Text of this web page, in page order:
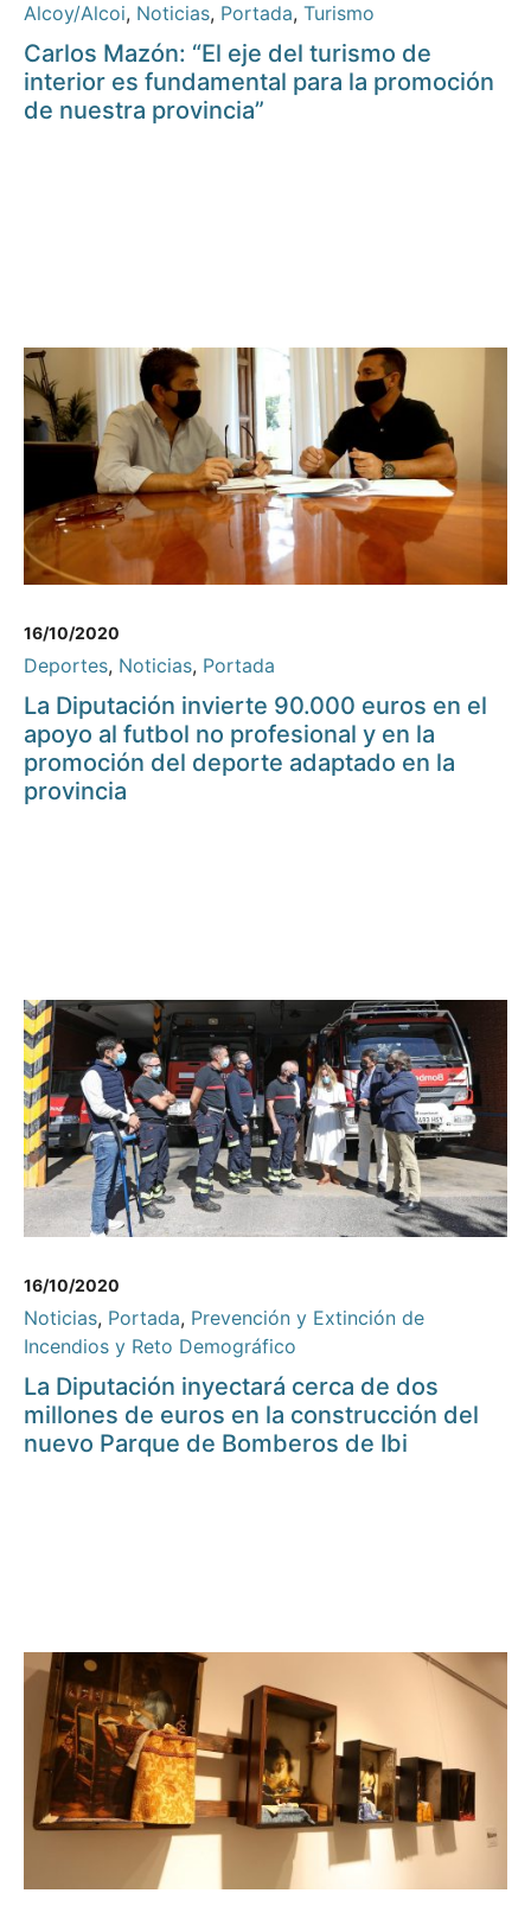
Alcoy/Alcoi, Noticias, Portada, Turismo
Carlos Mazón: “El eje del turismo de
interior es fundamental para la promoción
de nuestra provincia”
16/10/2020
Deportes, Noticias, Portada
La Diputación invierte 90.000 euros en el
apoyo al futbol no profesional y en la
promoción del deporte adaptado en la
provincia
16/10/2020
Noticias, Portada, Prevención y Extinción de
Incendios y Reto Demográfico
La Diputación inyectará cerca de dos
millones de euros en la construcción del
nuevo Parque de Bomberos de Ibi